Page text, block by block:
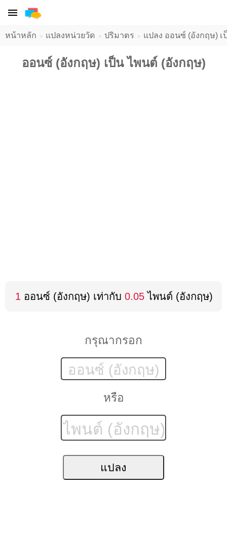
หน้าหลัก แปลงหน่วยวัด ปริมาตร แปลง ออนซ์ (อังกฤษ)
ออนซ์ (อังกฤษ) เป็น ไพนต์ (อังกฤษ)
1 ออนซ์ (อังกฤษ) เท่ากับ 0.05 ไพนต์ (อังกฤษ)
กรุณากรอก
หรือ